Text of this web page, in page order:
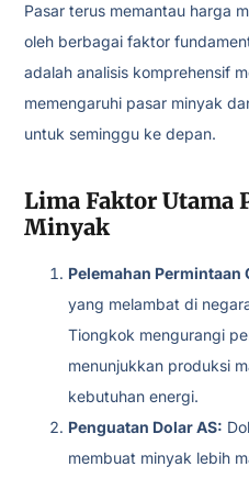
Pasar terus memantau harga
oleh berbagai faktor
adalah analisis komprehensif
memengaruhi pasar minyak
untuk seminggu ke depan.
Lima Faktor Utama
Minyak
Pelemahan Permintaan
yang melambat di
Tiongkok mengurangi
menunjukkan produksi
kebutuhan energi.
Penguatan Dolar AS:
membuat minyak lebih